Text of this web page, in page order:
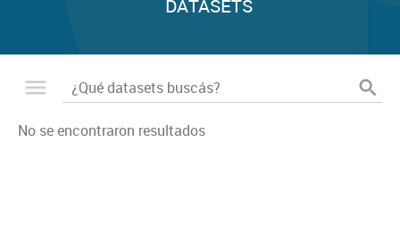
DATASETS
No se encontraron resultados